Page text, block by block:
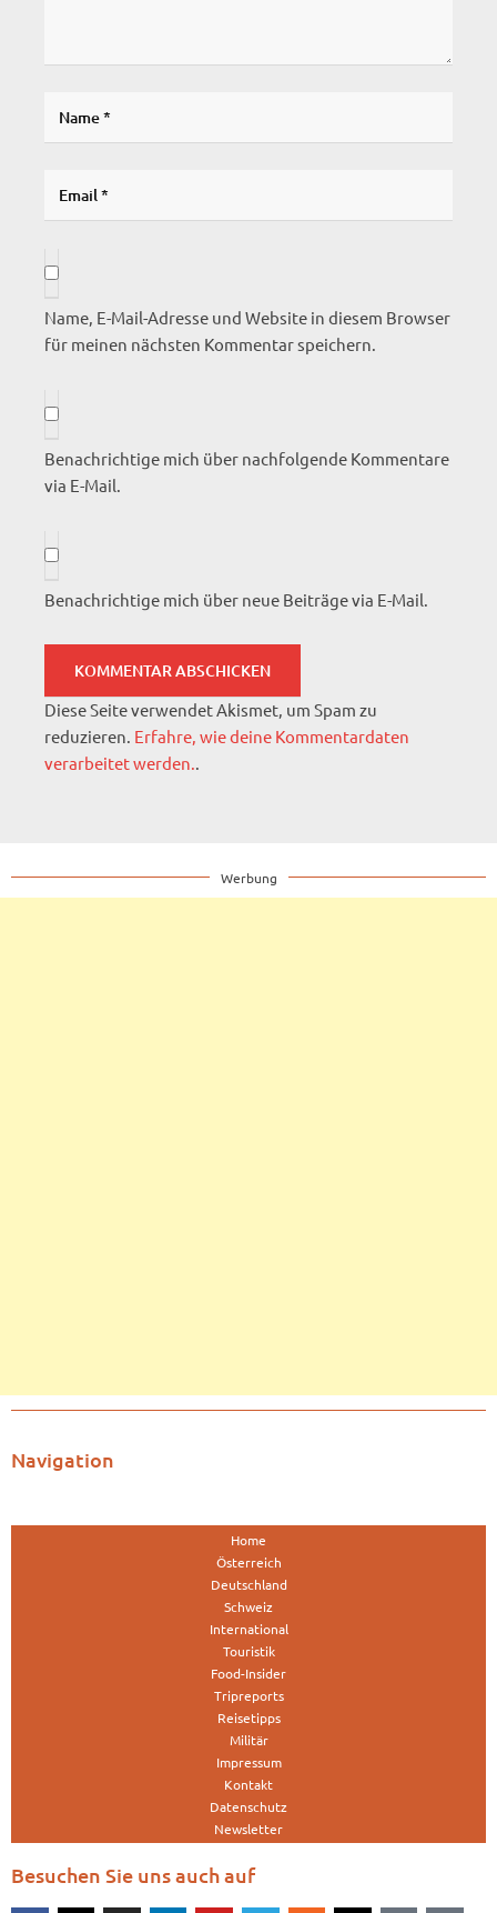
Name, E-Mail-Adresse und Website in diesem Browser
für meinen nächsten Kommentar speichern.
Benachrichtige mich über nachfolgende Kommentare
via E-Mail.
Benachrichtige mich über neue Beiträge via E-Mail.
Diese Seite verwendet Akismet, um Spam zu
reduzieren. Erfahre, wie deine Kommentardaten
verarbeitet werden..
Werbung
Navigation
Home
Österreich
Deutschland
Schweiz
International
Touristik
Food-Insider
Tripreports
Reisetipps
Militär
Impressum
Kontakt
Datenschutz
Newsletter
Besuchen Sie uns auch auf